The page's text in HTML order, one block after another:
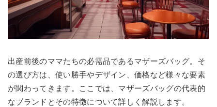
出産前後のママたちの必需品であるマザーズバッグ。そ
の選び方は、使い勝手やデザイン、価格など様々な要素
が関わってきます。ここでは、マザーズバッグの代表的
なブランドとその特徴について詳しく解説します。